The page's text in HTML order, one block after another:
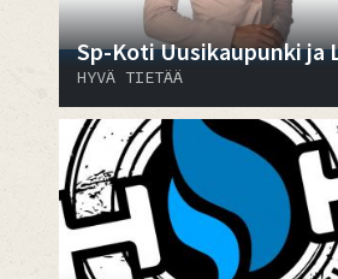
Sp-Koti Uusikaupunki ja
HYVÄ TIETÄÄ